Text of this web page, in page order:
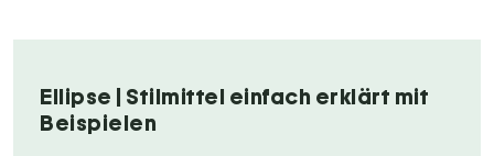
Ellipse | Stilmittel einfach erklärt mit
Beispielen